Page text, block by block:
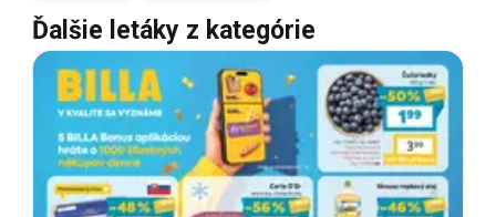
Ďalšie letáky z kategórie